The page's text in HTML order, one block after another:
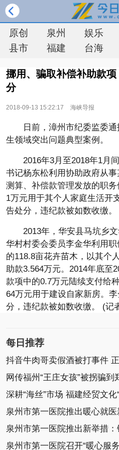
原创 泉州 娱乐
县市
福建 台海
挪用、骗取补偿补助款
分
2018-09-13 15:22:17 海峡导报
日前，漳州市纪委监委
生领域突出问题典型案例。
2016年3月至2018年1月
书记杨东松利用协助政府从
测算、补偿款管理发放的职
1万元用于其个人家庭生活开
告处分，违纪款被如数收缴。
2013年，华安县马坑乡
华村村委会委员李金华利用
的118.8亩花卉苗木，以其个
助款3.564万元。2014年底至
款项中的0.7万元陆续支付给
64万元用于建设自家新房。
分，违纪款被如数收缴。 (记
每日推荐
网传福州“王庄女孩”被拐骗到
深耕“海丝”市场 福建经贸文化
泉州市第一医院召开“暖心服